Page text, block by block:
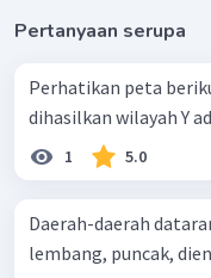
Pertanyaan serupa
Perhatikan peta berikut! Produk perkebunan
dihasilkan wilayah Y
1 5.0
Daerah-daerah
lembang, puncak,